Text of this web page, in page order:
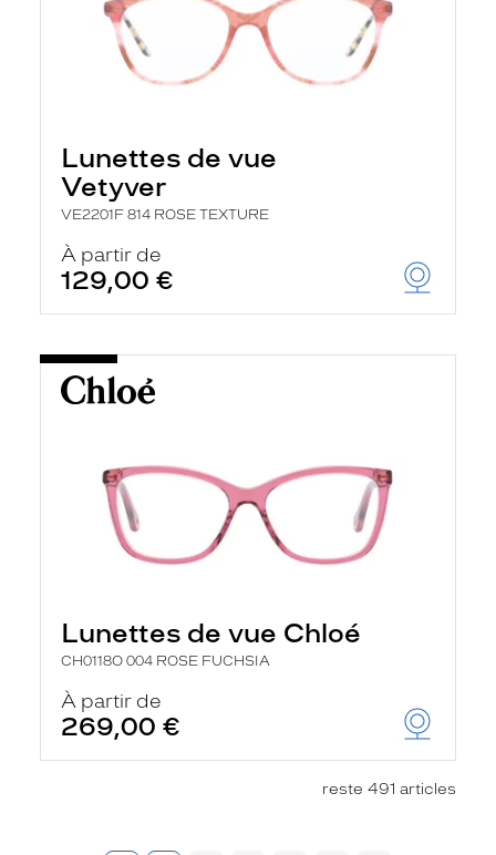
Lunettes de vue
Vetyver
VE2201F 814 ROSE TEXTURE
À partir de
129,00 €
Lunettes de vue Chloé
CH0118O 004 ROSE FUCHSIA
À partir de
269,00 €
reste 491 articles